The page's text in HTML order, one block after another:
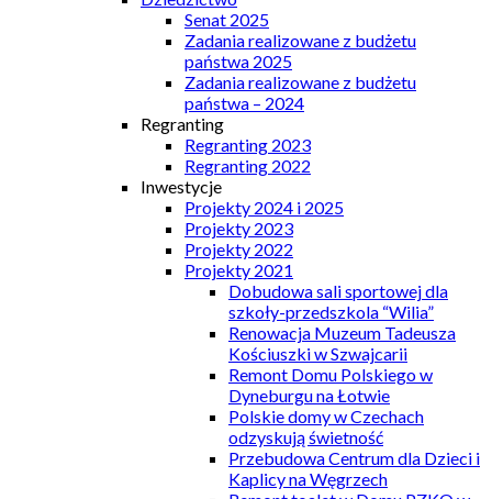
Senat 2025
Zadania realizowane z budżetu
państwa 2025
Zadania realizowane z budżetu
państwa – 2024
Regranting
Regranting 2023
Regranting 2022
Inwestycje
Projekty 2024 i 2025
Projekty 2023
Projekty 2022
Projekty 2021
Dobudowa sali sportowej dla
szkoły-przedszkola “Wilia”
Renowacja Muzeum Tadeusza
Kościuszki w Szwajcarii
Remont Domu Polskiego w
Dyneburgu na Łotwie
Polskie domy w Czechach
odzyskują świetność
Przebudowa Centrum dla Dzieci i
Kaplicy na Węgrzech